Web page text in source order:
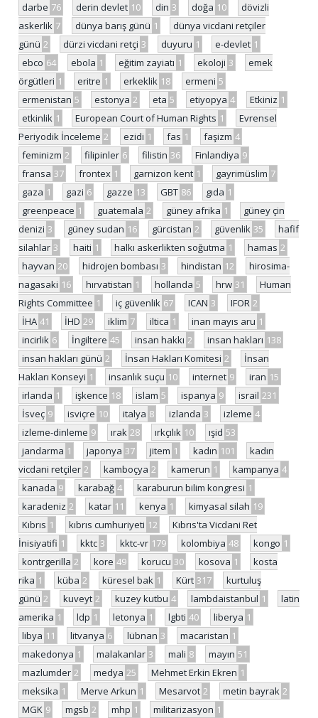
darbe 76 derin devlet 10 din 3 doğa 10
dövizli
askerlik 7 dünya barış günü 1
dünya vicdani retçiler
günü 2 dürzi vicdani retçi 3 duyuru 1 e-devlet 1
ebco 64 ebola 1 eğitim zayiatı 1 ekoloji 3
emek
örgütleri 1 eritre 1 erkeklik 18 ermeni 5
ermenistan 5 estonya 2 eta 5 etiyopya 4 Etkiniz 1
etkinlik 1 European Court of Human Rights 1
Evrensel
Periyodik İnceleme 2 ezidi 1 fas 1 faşizm 4
feminizm 2 filipinler 6 filistin 36 Finlandiya 9
fransa 37 frontex 1 garnizon kent 1 gayrimüslim 7
gaza 1 gazi 6 gazze 13 GBT 86 gıda 1
greenpeace 1 guatemala 2 güney afrika 1
güney çin
denizi 3 güney sudan 16 gürcistan 2 güvenlik 35
hafif
silahlar 3 haiti 1 halkı askerlikten soğutma 1 hamas 2
hayvan 20 hidrojen bombası 3 hindistan 12
hirosima-
nagasaki 16 hırvatistan 1 hollanda 5 hrw 31
Human
Rights Committee 1 iç güvenlik 67 ICAN 3 IFOR 2
İHA 41 İHD 29 iklim 7 iltica 1 inan mayıs aru 1
incirlik 6 İngiltere 45 insan hakkı 2 insan hakları 138
insan hakları günü 2 İnsan Hakları Komitesi 2
İnsan
Hakları Konseyi 1 insanlık suçu 10 internet 9 iran 15
irlanda 1 işkence 18 islam 5 ispanya 9 israil 231
İsveç 9 isviçre 10 italya 8 izlanda 3 izleme 4
izleme-dinleme 9 ırak 28 ırkçılık 10 ışid 53
jandarma 1 japonya 37 jitem 1 kadın 101
kadın
vicdani retçiler 2 kamboçya 2 kamerun 1 kampanya 4
kanada 9 karabağ 4 karaburun bilim kongresi 1
karadeniz 2 katar 11 kenya 1 kimyasal silah 19
Kıbrıs 1 kıbrıs cumhuriyeti 12
Kıbrıs'ta Vicdani Ret
İnisiyatifi 1 kktc 3 kktc-vr 179 kolombiya 48 kongo 1
kontrgerilla 2 kore 49 korucu 30 kosova 1
kosta
rika 1 küba 2 küresel bak 1 Kürt 317
kurtuluş
günü 2 kuveyt 2 kuzey kutbu 4 lambdaistanbul 1
latin
amerika 1 ldp 1 letonya 1 lgbti 40 liberya 1
libya 11 litvanya 6 lübnan 3 macaristan 1
makedonya 1 malakanlar 3 mali 8 mayın 51
mazlumder 2 medya 25 Mehmet Erkin Ekren 1
meksika 1 Merve Arkun 1 Mesarvot 2 metin bayrak 2
MGK 9 mgsb 2 mhp 1 militarizasyon 1